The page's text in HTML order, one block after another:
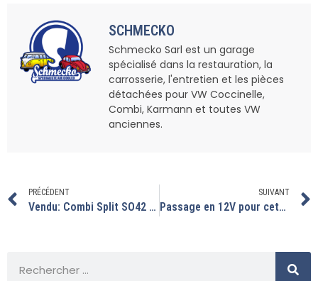
SCHMECKO
Schmecko Sarl est un garage
spécialisé dans la restauration, la
carrosserie, l'entretien et les pièces
détachées pour VW Coccinelle,
Combi, Karmann et toutes VW
anciennes.
PRÉCÉDENT
Vendu: Combi Split SO42 Français
SUIVANT
Passage en 12V pour cette sympathique cox de 1966